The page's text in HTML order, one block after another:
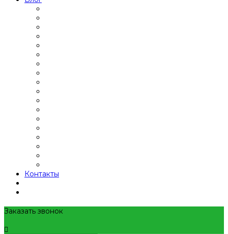
Контакты
Заказать звонок